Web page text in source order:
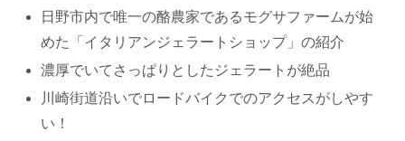
日野市内で唯一の酪農家であるモグサファームが始
めた「イタリアンジェラートショップ」の紹介
濃厚でいてさっぱりとしたジェラートが絶品
川崎街道沿いでロードバイクでのアクセスがしやす
い！